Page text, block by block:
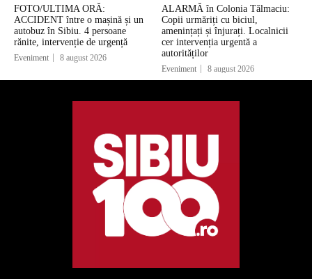
FOTO/ULTIMA ORĂ:
ACCIDENT între o mașină și un
autobuz în Sibiu. 4 persoane
rănite, intervenție de urgență
Eveniment 8 august 2026
ALARMĂ în Colonia Tălmaciu:
Copii urmăriți cu biciul,
amenințați și înjurați. Localnicii
cer intervenția urgentă a
autorităților
Eveniment 8 august 2026